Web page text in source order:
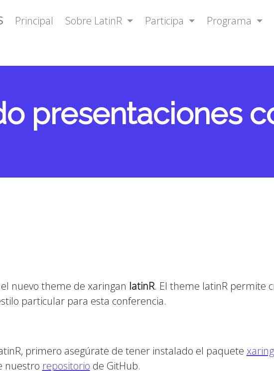
Principal Sobre LatinR Participa Programa
presentaciones
nuevo theme de xaringan latinR. El theme latinR permite
particular para esta conferencia.
primero asegúrate de tener instalado el paquete
nuestro repositorio de GitHub.